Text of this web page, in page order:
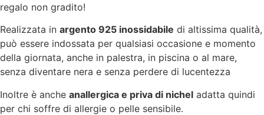
regalo non gradito!
Realizzata in argento 925 inossidabile di altissima qualità,
può essere indossata per qualsiasi occasione e momento
della giornata, anche in palestra, in piscina o al mare,
senza diventare nera e senza perdere di lucentezza
Inoltre è anche anallergica e priva di nichel adatta quindi
per chi soffre di allergie o pelle sensibile.